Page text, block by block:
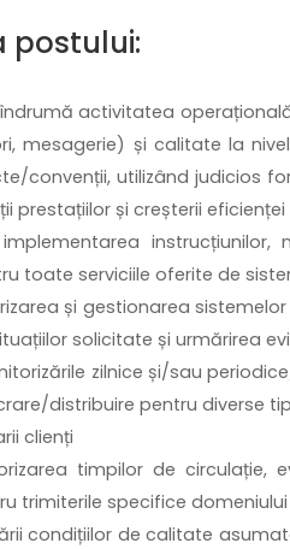
postului:
îndrumă activitatea
mesagerie) și calitate la
convenții, utilizând judicios
prestațiilor și creșterii
implementarea
toate serviciile oferite de
și gestionarea
solicitate și urmărirea
zilnice și/sau
distribuire pentru diverse
clienți
timpilor de
trimiterile specifice
condițiilor de calitate